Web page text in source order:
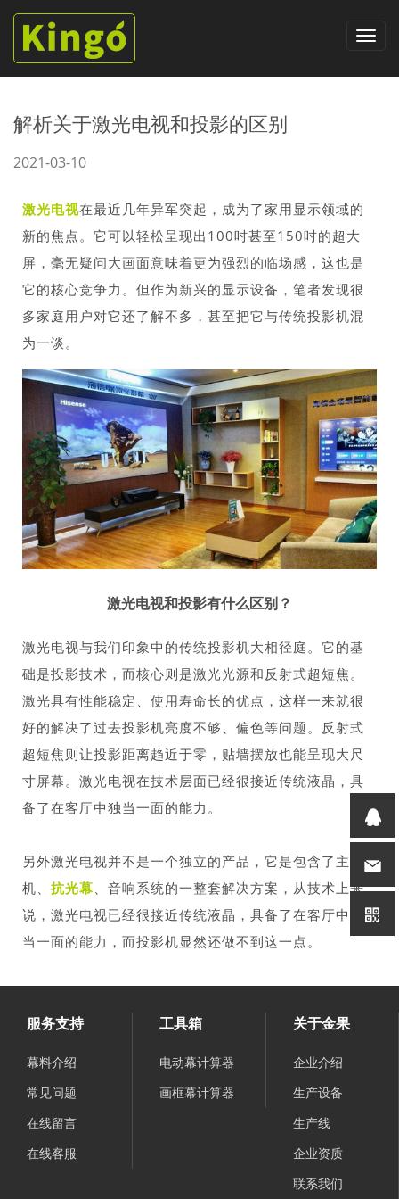
解析关于激光电视和投影的区别
2021-03-10
激光电视在最近几年异军突起，成为了家用显示领域的
新的焦点。它可以轻松呈现出100吋甚至150吋的超大
屏，毫无疑问大画面意味着更为强烈的临场感，这也是
它的核心竞争力。但作为新兴的显示设备，笔者发现很
多家庭用户对它还了解不多，甚至把它与传统投影机混
为一谈。
激光电视和投影有什么区别？
激光电视与我们印象中的传统投影机大相径庭。它的基
础是投影技术，而核心则是激光光源和反射式超短焦。
激光具有性能稳定、使用寿命长的优点，这样一来就很
好的解决了过去投影机亮度不够、偏色等问题。反射式
超短焦则让投影距离趋近于零，贴墙摆放也能呈现大尺
寸屏幕。激光电视在技术层面已经很接近传统液晶，具
备了在客厅中独当一面的能力。
另外激光电视并不是一个独立的产品，它是包含了主
机、 抗光幕 、音响系统的一整套解决方案，从技术上来
说，激光电视已经很接近传统液晶，具备了在客厅中独
当一面的能力，而投影机显然还做不到这一点。
服务支持
幕料介绍
常见问题
在线留言
在线客服
工具箱
电动幕计算器
画框幕计算器
关于金果
企业介绍
生产设备
生产线
企业资质
联系我们